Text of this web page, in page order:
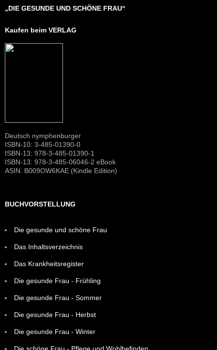
„DIE GESUNDE UND SCHÖNE FRAU“
Kaufen beim VERLAG
Deutsch nymphenburger
ISBN-10: 3-485-01390-0
ISBN-13: 978-3-485-01390-1
ISBN-13: 978-3-485-06046-2 eBook
ASIN: B009OW6KAE (Kindle Edition)
BUCHVORSTELLUNG
Die gesunde und schöne Frau
Das Inhaltsverzeichnis
Das Krankheitsregister
Die gesunde Frau - Frühling
Die gesunde Frau - Sommer
Die gesunde Frau - Herbst
Die gesunde Frau - Winter
Die schöne Frau - Pflege und Wohlbefinden